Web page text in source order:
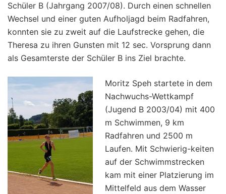
Schüler B (Jahrgang 2007/08). Durch einen schnellen
Wechsel und einer guten Aufholjagd beim Radfahren,
konnten sie zu zweit auf die Laufstrecke gehen, die
Theresa zu ihren Gunsten mit 12 sec. Vorsprung dann
als Gesamterste der Schüler B ins Ziel brachte.
Moritz Speh startete in dem
Nachwuchs-Wettkampf
(Jugend B 2003/04) mit 400
m Schwimmen, 9 km
Radfahren und 2500 m
Laufen. Mit Schwierig-keiten
auf der Schwimmstrecken
kam mit einer Platzierung im
Mittelfeld aus dem Wasser